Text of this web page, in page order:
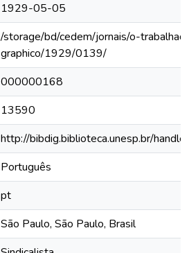
1929-05-05
/storage/bd/cedem/jornais/o-
graphico/1929/0139/
000000168
13590
http://bibdig.biblioteca.unesp.br/
Português
pt
São Paulo, São Paulo, Brasil